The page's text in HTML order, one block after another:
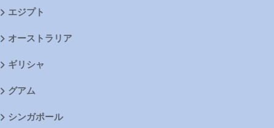
エジプト
オーストラリア
ギリシャ
グアム
シンガポール